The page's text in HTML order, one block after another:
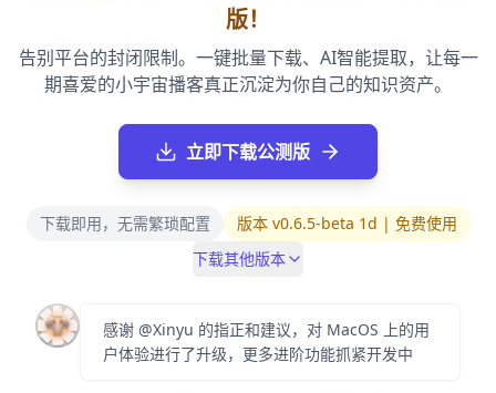
版！
告别平台的封闭限制。一键批量下载、AI智能提取，让每一
期喜爱的小宇宙播客真正沉淀为你自己的知识资产。
立即下载公测版
下载即用，无需繁琐配置
版本 v0.6.5-beta 1d | 免费使用
下载其他版本
感谢 @Xinyu 的指正和建议，对 MacOS 上的用
户体验进行了升级，更多进阶功能抓紧开发中